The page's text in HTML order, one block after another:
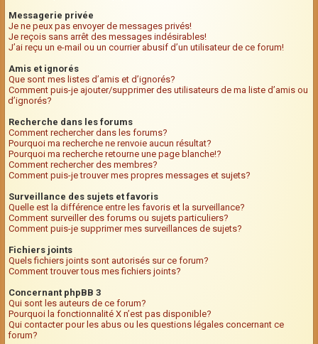
Messagerie privée
Je ne peux pas envoyer de messages privés!
Je reçois sans arrêt des messages indésirables!
J’ai reçu un e-mail ou un courrier abusif d’un utilisateur de ce forum!
Amis et ignorés
Que sont mes listes d’amis et d’ignorés?
Comment puis-je ajouter/supprimer des utilisateurs de ma liste d’amis ou
d’ignorés?
Recherche dans les forums
Comment rechercher dans les forums?
Pourquoi ma recherche ne renvoie aucun résultat?
Pourquoi ma recherche retourne une page blanche!?
Comment rechercher des membres?
Comment puis-je trouver mes propres messages et sujets?
Surveillance des sujets et favoris
Quelle est la différence entre les favoris et la surveillance?
Comment surveiller des forums ou sujets particuliers?
Comment puis-je supprimer mes surveillances de sujets?
Fichiers joints
Quels fichiers joints sont autorisés sur ce forum?
Comment trouver tous mes fichiers joints?
Concernant phpBB 3
Qui sont les auteurs de ce forum?
Pourquoi la fonctionnalité X n’est pas disponible?
Qui contacter pour les abus ou les questions légales concernant ce
forum?